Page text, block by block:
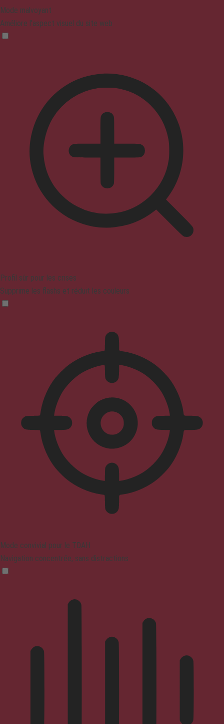
Mode malvoyant
Améliore l'aspect visuel du site web
Profil sûr pour les crises
Supprime les flashs et réduit les couleurs
Mode convivial pour le TDAH
Navigation concentrée, sans distractions